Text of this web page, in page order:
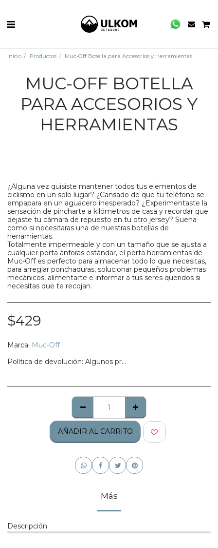
Inicio Productos Muc-Off Botella para Accesorios y Herramientas
MUC-OFF BOTELLA
PARA ACCESORIOS Y
HERRAMIENTAS
¿Alguna vez quisiste mantener todos tus elementos de
ciclismo en un solo lugar? ¿Cansado de que tu teléfono se
empapara en un aguacero inesperado? ¿Experimentaste la
sensación de pincharte a kilómetros de casa y recordar que
dejaste tu cámara de repuesto en tu otro jersey? Suena
como si necesitaras una de nuestras botellas de
herramientas.
Totalmente impermeable y con un tamaño que se ajusta a
cualquier porta ánforas estándar, el porta herramientas de
Muc-Off es perfecto para almacenar todo lo que necesitas,
para arreglar ponchaduras, solucionar pequeños problemas
mecánicos, alimentarte e informar a tus seres queridos si
necesitas que te recojan.
$429
Marca: Muc-Off
Política de devolución: Algunos productos no califican para ser regresados, te pedimos confirmes bien tu talla, modelo o estilo.
AÑADIR AL CARRITO
Más
Descripción